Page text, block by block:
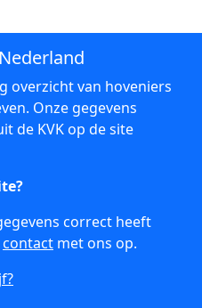
overzicht van hoveniers
Onze gegevens
de KVK op de site
correct heeft
contact met ons op.